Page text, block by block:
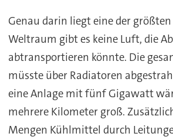
Genau darin liegt eine der
Weltraum gibt es keine Luft, die
abtransportieren könnte. Die
müsste über Radiatoren
eine Anlage mit fünf Gigawatt
mehrere Kilometer groß.
Mengen Kühlmittel durch